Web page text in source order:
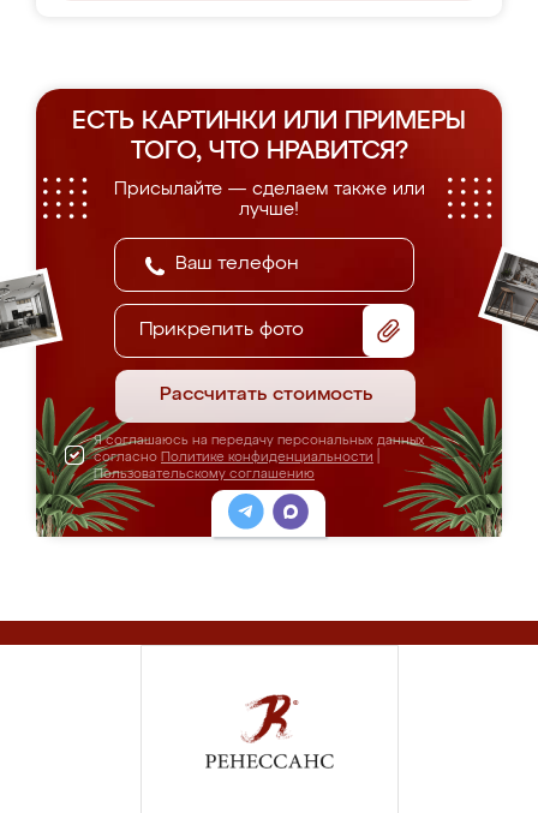
ЕСТЬ КАРТИНКИ ИЛИ ПРИМЕРЫ
ТОГО, ЧТО НРАВИТСЯ?
Присылайте — сделаем также или
лучше!
Прикрепить фото
Рассчитать стоимость
Я соглашаюсь на передачу персональных данных
согласно Политике конфиденциальности
Пользовательскому соглашению